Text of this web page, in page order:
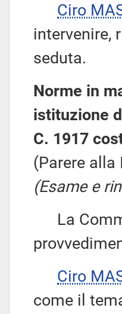
Ciro
intervenire,
seduta.
Norme in
istituzione
C. 1917
(Parere alla
(Esame e
La
Ciro
come il